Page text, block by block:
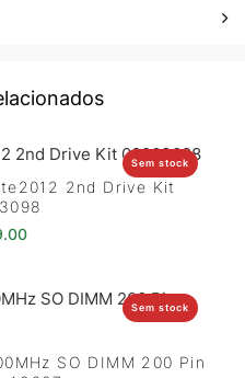
Sem stock
2nd Drive Kit
Sem stock
SO DIMM 200 Pin